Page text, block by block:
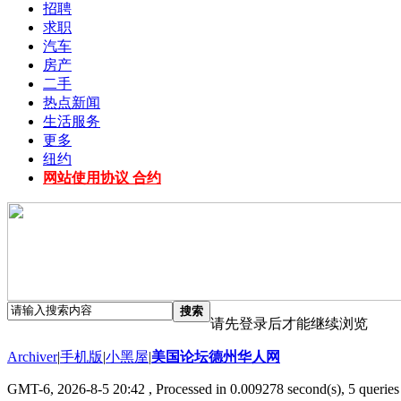
招聘
求职
汽车
房产
二手
热点新闻
生活服务
更多
纽约
网站使用协议 合约
搜索
请先登录后才能继续浏览
Archiver|手机版|小黑屋|美国论坛德州华人网
GMT-6, 2026-8-5 20:42 , Processed in 0.009278 second(s), 5